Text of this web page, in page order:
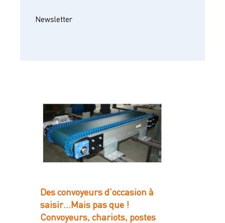
Newsletter
Des convoyeurs d’occasion à
saisir…Mais pas que !
Convoyeurs, chariots, postes